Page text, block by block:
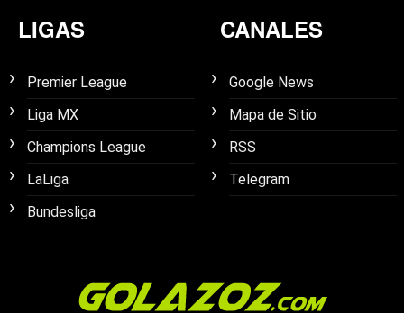
LIGAS
Premier League
Liga MX
Champions League
LaLiga
Bundesliga
CANALES
Google News
Mapa de Sitio
RSS
Telegram